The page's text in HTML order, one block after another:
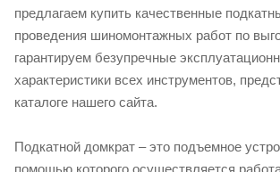
предлагаем купить качественные
проведения шиномонтажных работ по
гарантируем безупречные
характеристики всех инструментов,
каталоге нашего сайта.
Подкатной домкрат – это подъемное
помощью которого осуществляется